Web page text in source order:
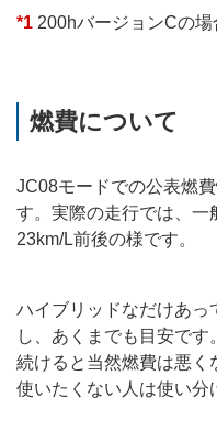
*1 200hバージョンCの場
燃費について
JC08モードでの公表燃
す。実際の走行では、一
23km/L前後の様です。
ハイブリッドなだけあっ
し、あくまでも目安です
続けると当然燃費は悪く
使いたくない人は使い分